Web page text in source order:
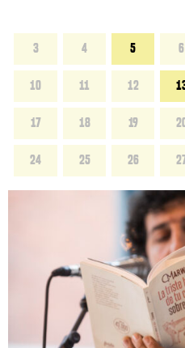
3 4 5 6
10 11 12
17 18 19
24 25 26